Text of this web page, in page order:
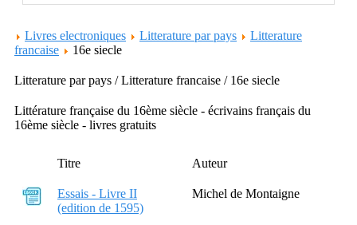
Livres electroniques Litterature par pays
Litterature
francaise
16e siecle
Litterature par pays / Litterature francaise / 16e siecle
Littérature française du 16ème siècle - écrivains français du
16ème siècle - livres gratuits
Titre Auteur
Essais - Livre II
(edition de 1595)
Michel de Montaigne